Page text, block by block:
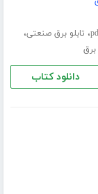
، تابلو برق صنعتی،
برق
دانلود کتاب